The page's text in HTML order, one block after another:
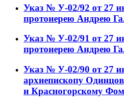
Указ № У-02/92 от 27
протоиерею Андрею
Указ № У-02/91 от 27
протоиерею Андрею
Указ № У-02/90 от 27
архиепископу
и Красногорскому